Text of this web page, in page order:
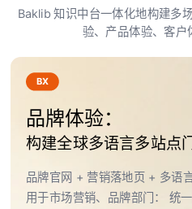
Baklib 知识中台一体化地构建多
验、产品体验、客户
BX
品牌体验：
构建全球多语言多站点
品牌官网 + 营销落地页 + 多语
用于市场营销、品牌部门： 统